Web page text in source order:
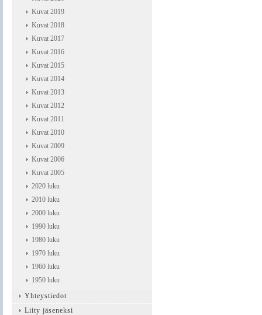
Kuvat 2019
Kuvat 2018
Kuvat 2017
Kuvat 2016
Kuvat 2015
Kuvat 2014
Kuvat 2013
Kuvat 2012
Kuvat 2011
Kuvat 2010
Kuvat 2009
Kuvat 2006
Kuvat 2005
2020 luku
2010 luku
2000 luku
1990 luku
1980 luku
1970 luku
1960 luku
1950 luku
Yhteystiedot
Liity jäseneksi